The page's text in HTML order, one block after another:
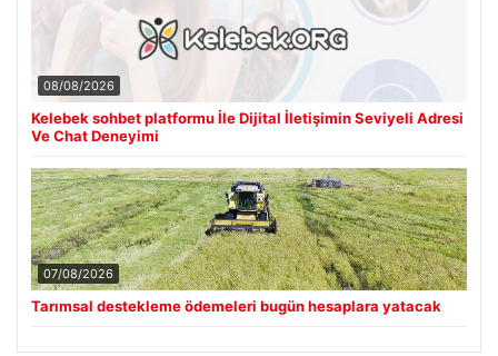
08/08/2026
Kelebek sohbet platformu İle Dijital İletişimin Seviyeli Adresi
Ve Chat Deneyimi
07/08/2026
Tarımsal destekleme ödemeleri bugün hesaplara yatacak